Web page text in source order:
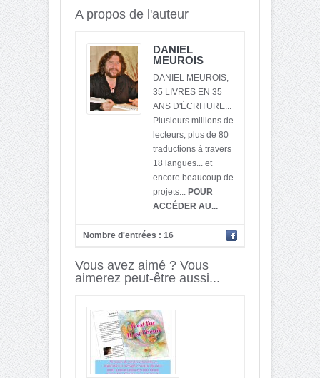
A propos de l'auteur
DANIEL
MEUROIS
DANIEL MEUROIS,
35 LIVRES EN 35
ANS D'ÉCRITURE...
Plusieurs millions de
lecteurs, plus de 80
traductions à travers
18 langues... et
encore beaucoup de
projets... POUR
ACCÉDER AU...
Nombre d'entrées : 16
Vous avez aimé ? Vous
aimerez peut-être aussi...